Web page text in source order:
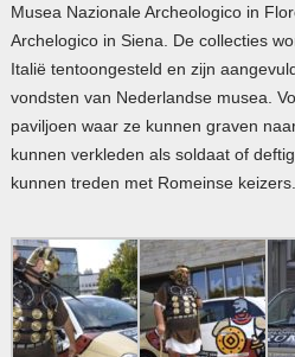
Musea Nazionale Archeologico in
Archelogico in Siena. De collecties
Italië tentoongesteld en zijn
vondsten van Nederlandse musea.
paviljoen waar ze kunnen graven
kunnen verkleden als soldaat of
kunnen treden met Romeinse keizers.